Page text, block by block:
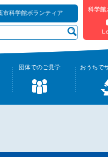
市科学館ボランティア
団体でのご見学 おうちで